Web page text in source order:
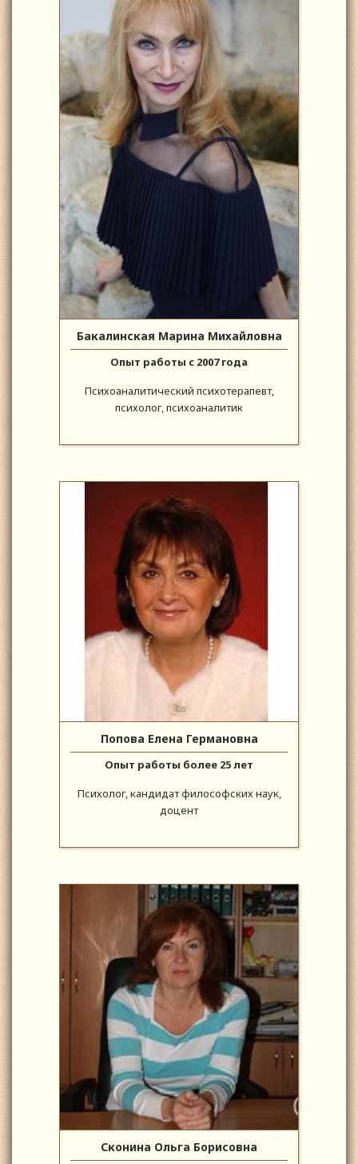
Бакалинская Марина Михайловна
Опыт работы с 2007 года
Психоаналитический психотерапевт,
психолог, психоаналитик
Попова Елена Германовна
Опыт работы более 25 лет
Психолог, кандидат философских наук,
доцент
Сконина Ольга Борисовна